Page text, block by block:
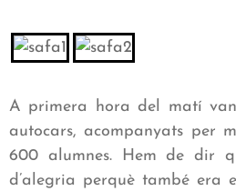
A primera hora del matí
autocars, acompanyats per
600 alumnes. Hem de dir
d’alegria perquè també era